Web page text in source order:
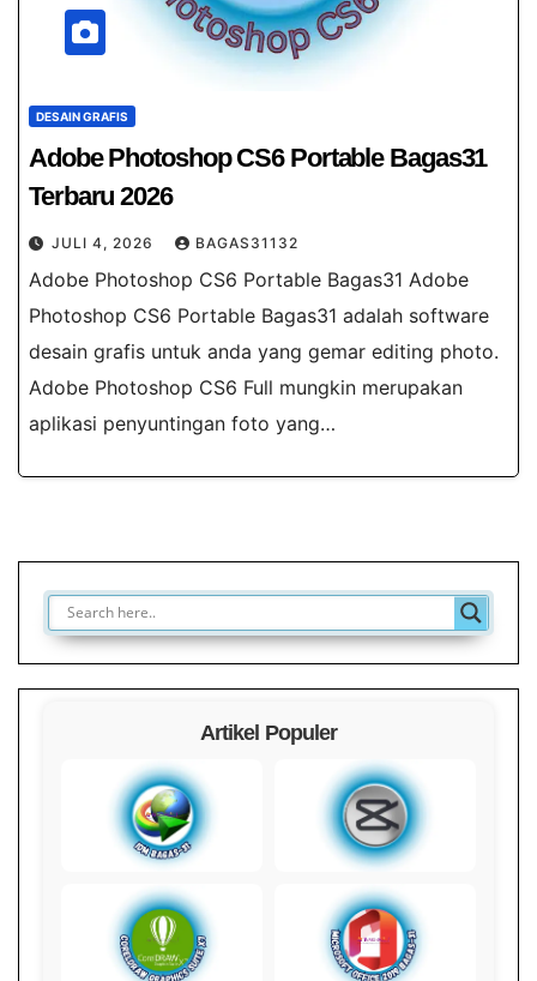
DESAIN GRAFIS
Adobe Photoshop CS6 Portable Bagas31​
Terbaru 2026
JULI 4, 2026 BAGAS31132
Adobe Photoshop CS6 Portable Bagas31​ Adobe
Photoshop CS6 Portable Bagas31​ adalah software
desain grafis untuk anda yang gemar editing photo.
Adobe Photoshop CS6 Full mungkin merupakan
aplikasi penyuntingan foto yang…
Artikel Populer